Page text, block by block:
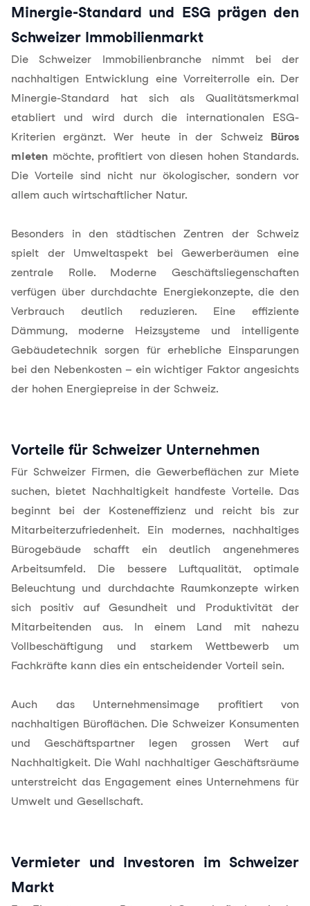
Minergie-Standard und ESG prägen den
Schweizer Immobilienmarkt
Die Schweizer Immobilienbranche nimmt bei der
nachhaltigen Entwicklung eine Vorreiterrolle ein. Der
Minergie-Standard hat sich als Qualitätsmerkmal
etabliert und wird durch die internationalen ESG-
Kriterien ergänzt. Wer heute in der Schweiz Büros
mieten möchte, profitiert von diesen hohen Standards.
Die Vorteile sind nicht nur ökologischer, sondern vor
allem auch wirtschaftlicher Natur.
Besonders in den städtischen Zentren der Schweiz
spielt der Umweltaspekt bei Gewerberäumen eine
zentrale Rolle. Moderne Geschäftsliegenschaften
verfügen über durchdachte Energiekonzepte, die den
Verbrauch deutlich reduzieren. Eine effiziente
Dämmung, moderne Heizsysteme und intelligente
Gebäudetechnik sorgen für erhebliche Einsparungen
bei den Nebenkosten– ein wichtiger Faktor angesichts
der hohen Energiepreise in der Schweiz.
Vorteile für Schweizer Unternehmen
Für Schweizer Firmen, die Gewerbeflächen zur Miete
suchen, bietet Nachhaltigkeit handfeste Vorteile. Das
beginnt bei der Kosteneffizienz und reicht bis zur
Mitarbeiterzufriedenheit. Ein modernes, nachhaltiges
Bürogebäude schafft ein deutlich angenehmeres
Arbeitsumfeld. Die bessere Luftqualität, optimale
Beleuchtung und durchdachte Raumkonzepte wirken
sich positiv auf Gesundheit und Produktivität der
Mitarbeitenden aus. In einem Land mit nahezu
Vollbeschäftigung und starkem Wettbewerb um
Fachkräfte kann dies ein entscheidender Vorteil sein.
Auch das Unternehmensimage profitiert von
nachhaltigen Büroflächen. Die Schweizer Konsumenten
und Geschäftspartner legen grossen Wert auf
Nachhaltigkeit. Die Wahl nachhaltiger Geschäftsräume
unterstreicht das Engagement eines Unternehmens für
Umwelt und Gesellschaft.
Vermieter und Investoren im Schweizer
Markt